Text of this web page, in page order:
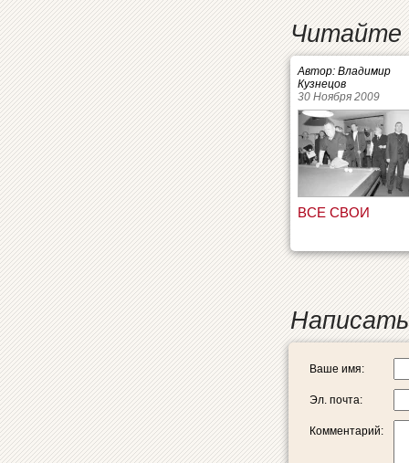
Читайте
Автор: Владимир
Кузнецов
30 Ноября 2009
ВСЕ СВОИ
Ваше имя:
Эл. почта:
Комментарий: